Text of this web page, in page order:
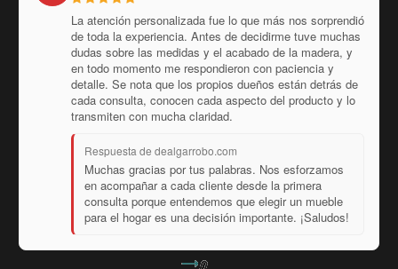
La atención personalizada fue lo que más nos sorprendió
de toda la experiencia. Antes de decidirme tuve muchas
dudas sobre las medidas y el acabado de la madera, y
en todo momento me respondieron con paciencia y
detalle. Se nota que los propios dueños están detrás de
cada consulta, conocen cada aspecto del producto y lo
transmiten con mucha claridad.
Respuesta de dealgarrobo.com
Muchas gracias por tus palabras. Nos esforzamos
en acompañar a cada cliente desde la primera
consulta porque entendemos que elegir un mueble
para el hogar es una decisión importante. ¡Saludos!